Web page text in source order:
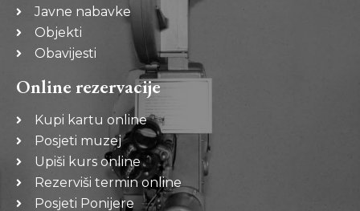
Javne nabavke
Objekti
Obavijesti
Online rezervacije
Kupi kartu online
Posjeti muzej
Upiši kurs online
Rezerviši termin online
Posjeti Ponijere